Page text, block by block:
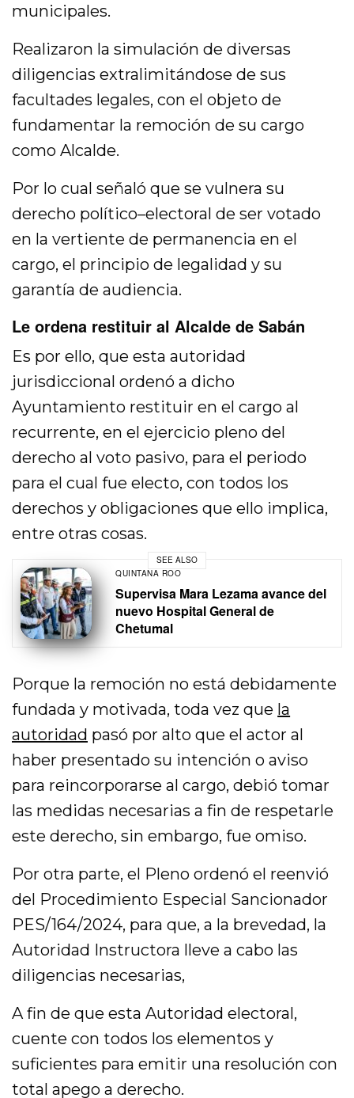
municipales.
Realizaron la simulación de diversas
diligencias extralimitándose de sus
facultades legales, con el objeto de
fundamentar la remoción de su cargo
como Alcalde.
Por lo cual señaló que se vulnera su
derecho político–electoral de ser votado
en la vertiente de permanencia en el
cargo, el principio de legalidad y su
garantía de audiencia.
Le ordena restituir al Alcalde de Sabán
Es por ello, que esta autoridad
jurisdiccional ordenó a dicho
Ayuntamiento restituir en el cargo al
recurrente, en el ejercicio pleno del
derecho al voto pasivo, para el periodo
para el cual fue electo, con todos los
derechos y obligaciones que ello implica,
entre otras cosas.
SEE ALSO
QUINTANA ROO
Supervisa Mara Lezama avance del
nuevo Hospital General de
Chetumal
Porque la remoción no está debidamente
fundada y motivada, toda vez que la
autoridad pasó por alto que el actor al
haber presentado su intención o aviso
para reincorporarse al cargo, debió tomar
las medidas necesarias a fin de respetarle
este derecho, sin embargo, fue omiso.
Por otra parte, el Pleno ordenó el reenvió
del Procedimiento Especial Sancionador
PES/164/2024, para que, a la brevedad, la
Autoridad Instructora lleve a cabo las
diligencias necesarias,
A fin de que esta Autoridad electoral,
cuente con todos los elementos y
suficientes para emitir una resolución con
total apego a derecho.